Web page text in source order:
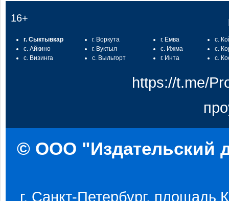
16+
г. Сыктывкар
с. Айкино
с. Визинга
г. Воркута
г. Вуктыл
с. Выльгорт
г. Емва
с. Ижма
г. Инта
с.
с.
с.
https://t.me/
© ООО "Издательский
г. Санкт-Петербург, площадь